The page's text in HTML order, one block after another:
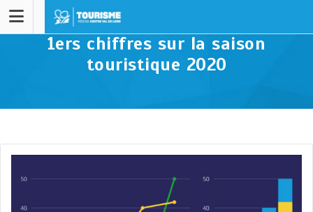
1ers chiffres sur la saison
touristique 2020